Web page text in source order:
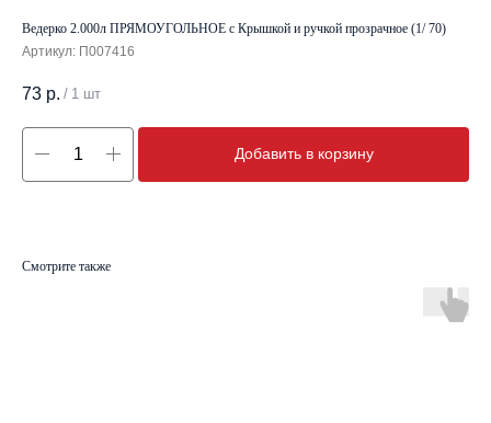
Ведерко 2.000л ПРЯМОУГОЛЬНОЕ с Крышкой и ручкой прозрачное (1/ 70)
Артикул: П007416
73 р. / 1 шт
Добавить в корзину
Смотрите также